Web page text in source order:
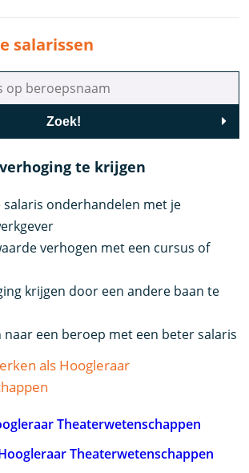
salarissen
Zoek!
te krijgen
salaris onderhandelen met je
verhogen met een cursus of
krijgen door een andere baan te
een beroep met een beter salaris
als Hoogleraar
Theaterwetenschappen
Theaterwetenschappen